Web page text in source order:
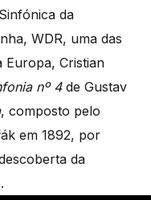
da
WDR, uma das
Europa, Cristian
nº 4 de Gustav
, composto pelo
em 1892, por
da